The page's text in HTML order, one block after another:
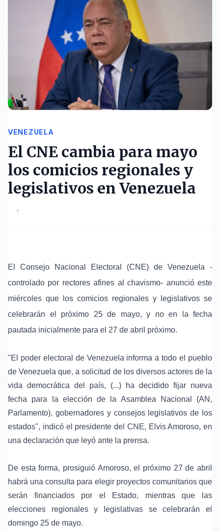
VENEZUELA
El CNE cambia para mayo
los comicios regionales y
legislativos en Venezuela
•
El Consejo Nacional Electoral (CNE) de Venezuela -
controlado por rectores afines al chavismo- anunció este
miércoles que los comicios regionales y legislativos se
celebrarán el próximo 25 de mayo, y no en la fecha
pautada inicialmente para el 27 de abril próximo.
"El poder electoral de Venezuela informa a todo el pueblo
de Venezuela que, a solicitud de los diversos actores de la
vida democrática del país, (...) ha decidido fijar nueva
fecha para la elección de la Asamblea Nacional (AN,
Parlamento), gobernadores y consejos legislativos de los
estados", indicó el presidente del CNE, Elvis Amoroso, en
una declaración que leyó ante la prensa.
De esta forma, prosiguió Amoroso, el próximo 27 de abril
habrá una consulta para elegir proyectos comunitarios que
serán financiados por el Estado, mientras que las
elecciones regionales y legislativas se celebrarán el
domingo 25 de mayo.